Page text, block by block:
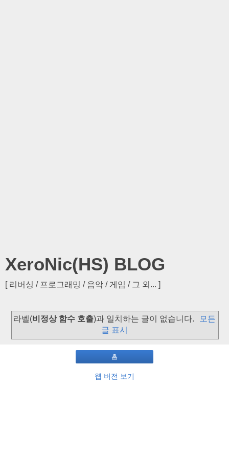
XeroNic(HS) BLOG
[ 리버싱 / 프로그래밍 / 음악 / 게임 / 그 외... ]
라벨(비정상 함수 호출)과 일치하는 글이 없습니다.
모든
글 표시
홈
웹 버전 보기